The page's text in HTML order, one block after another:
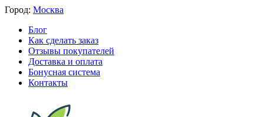
Город: Москва
Блог
Как сделать заказ
Отзывы покупателей
Доставка и оплата
Бонусная система
Контакты